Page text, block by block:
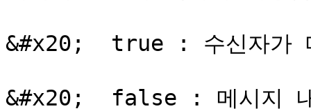
&#x20;  true : 수신자가
&#x20;  false : 메시지